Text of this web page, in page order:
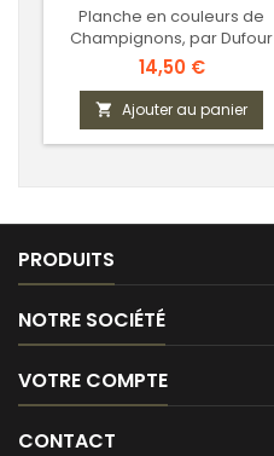
Planche en couleurs de
Champignons, par Dufour
Prix
14,50 €
 Ajouter au panier
PRODUITS
NOTRE SOCIÉTÉ
VOTRE COMPTE
CONTACT